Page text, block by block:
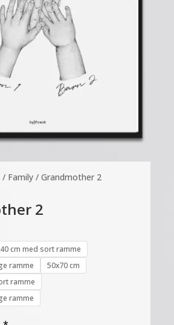
/ Family/ Grandmother 2
2
cm med sort ramme
ramme
50x70 cm
ramme
ramme